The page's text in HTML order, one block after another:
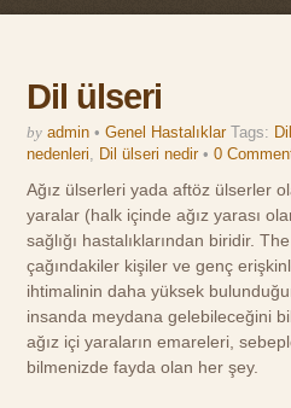
Dil ülseri
by admin • Genel Hastalıklar Tags:
nedenleri, Dil ülseri nedir •0
Ağız ülserleri yada aftöz ülserler
yaralar (halk içinde ağız yarası
sağlığı hastalıklarından biridir.
çağındakiler kişiler ve genç
ihtimalinin daha yüksek
insanda meydana gelebileceğini
ağız içi yaraların emareleri,
bilmenizde fayda olan her şey.